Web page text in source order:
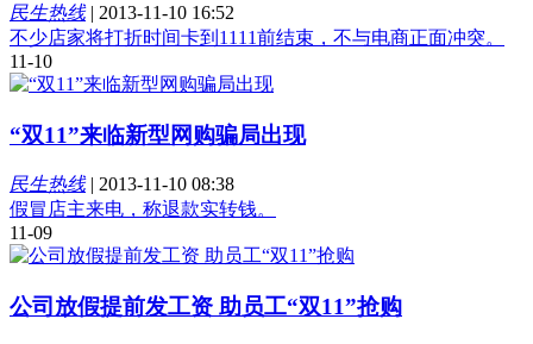
民生热线| 2013-11-10 16:52
不少店家将打折时间卡到1111前结束，不与电商正面冲突。
11-10
“双11”来临新型网购骗局出现
民生热线| 2013-11-10 08:38
假冒店主来电，称退款实转钱。
11-09
公司放假提前发工资 助员工“双11”抢购